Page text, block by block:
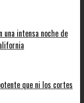
una intensa noche de
que ni los cortes